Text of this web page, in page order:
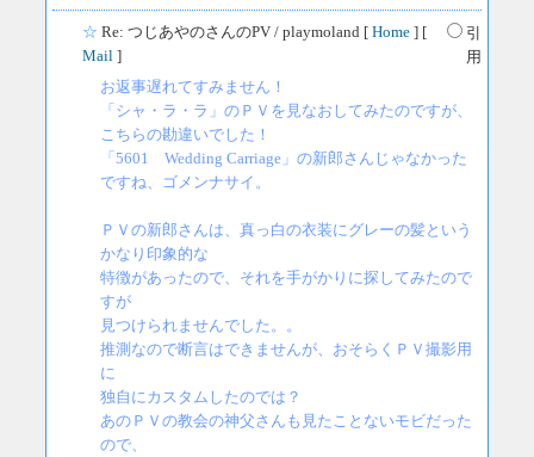
☆ Re: つじあやのさんのPV / playmoland [ Home ] [
Mail ]
引
用
お返事遅れてすみません！
「シャ・ラ・ラ」のＰＶを見なおしてみたのですが、
こちらの勘違いでした！
「5601 Wedding Carriage」の新郎さんじゃなかった
ですね、ゴメンナサイ。
ＰＶの新郎さんは、真っ白の衣装にグレーの髪という
かなり印象的な
特徴があったので、それを手がかりに探してみたので
すが
見つけられませんでした。。
推測なので断言はできませんが、おそらくＰＶ撮影用
に
独自にカスタムしたのでは？
あのＰＶの教会の神父さんも見たことないモビだった
ので、